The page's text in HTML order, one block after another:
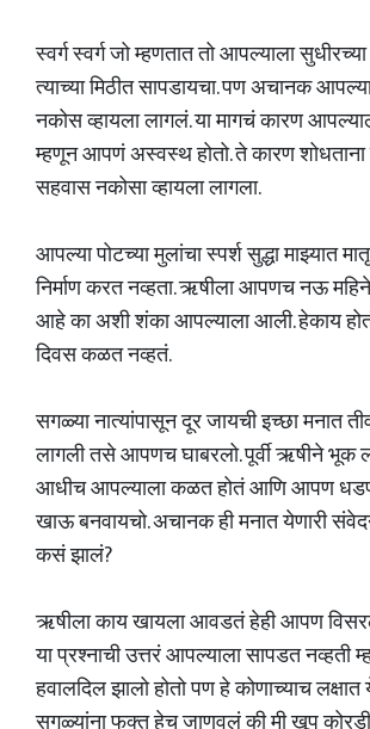
स्वर्ग स्वर्ग जो म्हणतात तो आपल्याला
त्याच्या मिठीत सापडायचा. पण अचानक
नकोस व्हायला लागलं. या मागचं कारण
म्हणून आपणं अस्वस्थ होतो. ते कारण
सहवास नकोसा व्हायला लागला.
आपल्या पोटच्या मुलांचा स्पर्श सुद्धा माझ्यात
निर्माण करत नव्हता. ऋषीला आपणच नऊ
आहे का अशी शंका आपल्याला आली. हेकाय
दिवस कळत नव्हतं.
सगळ्या नात्यांपासून दूर जायची इच्छा मनात
लागली तसे आपणच घाबरलो. पूर्वी ऋषीने भूक
आधीच आपल्याला कळत होतं आणि आपण
खाऊ बनवायचो. अचानक ही मनात येणारी
कसं झालं?
ऋषीला काय खायला आवडतं हेही आपण
या प्रश्नाची उत्तरं आपल्याला सापडत
हवालदिल झालो होतो पण हे कोणाच्याच